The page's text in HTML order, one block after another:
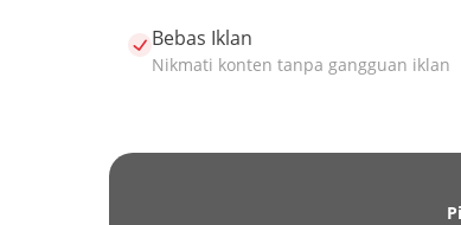
Bebas Iklan
Nikmati konten tanpa gangguan iklan